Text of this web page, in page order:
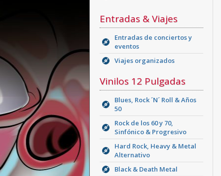
Entradas & Viajes
Entradas de conciertos y
eventos
Viajes organizados
Vinilos 12 Pulgadas
Blues, Rock ´N´ Roll & Años
50
Rock de los 60 y 70,
Sinfónico & Progresivo
Hard Rock, Heavy & Metal
Alternativo
Black & Death Metal